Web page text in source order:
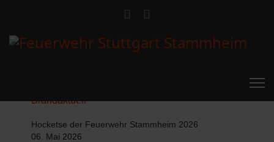
Brandaktuell
Hocketse der Feuerwehr Stammheim 2026
06. Mai 2026